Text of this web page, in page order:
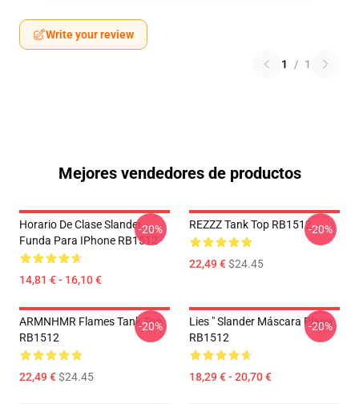
Write your review
1 / 1
Mejores vendedores de productos
Horario De Clase Slander
Funda Para IPhone RB1512
14,81 € - 16,10 €
-20% REZZZ Tank Top RB1512
22,49 €$24.45
-20%
ARMNHMR Flames Tank Top
RB1512
22,49 €$24.45
-20%
Lies " Slander Máscara Plana
RB1512
18,29 € - 20,70 €
-20%